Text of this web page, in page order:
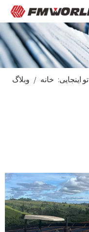
تو اینجایی: خانه / وبلاگ